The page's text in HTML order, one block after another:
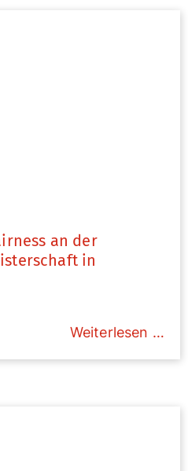
an der
in
Weiterlesen …